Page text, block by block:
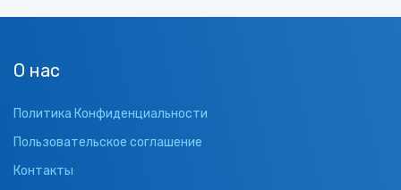
О нас
Политика Конфиденциальности
Пользовательское соглашение
Контакты